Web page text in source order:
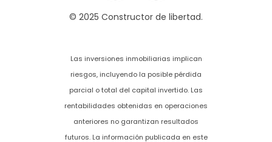
© 2025 Constructor de libertad.
Las inversiones inmobiliarias implican
riesgos, incluyendo la posible pérdida
parcial o total del capital invertido. Las
rentabilidades obtenidas en operaciones
anteriores no garantizan resultados
futuros. La información publicada en este